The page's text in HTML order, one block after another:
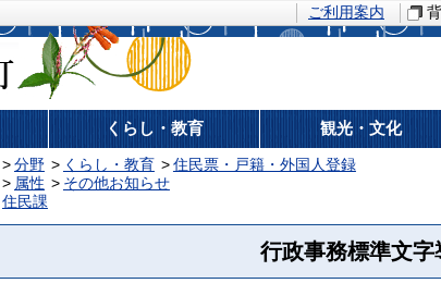
ご利用案内
藍住町
くらし・教育 観光・文化
分野 くらし・教育
住民票・戸籍・外国人登録
属性
その他お知らせ
住民課
行政事務標準文